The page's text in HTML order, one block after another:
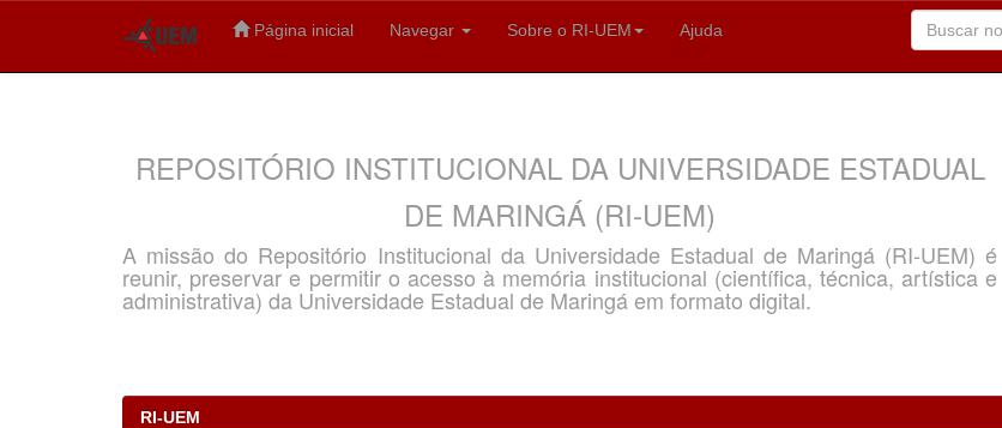
Página inicial Navegar Sobre o RI-UEM Ajuda
REPOSITÓRIO INSTITUCIONAL DA UNIVERSIDADE ESTADUAL
DE MARINGÁ (RI-UEM)
A missão do Repositório Institucional da Universidade Estadual de Maringá (RI-UEM) é
reunir, preservar e permitir o acesso à memória institucional (científica, técnica, artística e
administrativa) da Universidade Estadual de Maringá em formato digital.
RI-UEM